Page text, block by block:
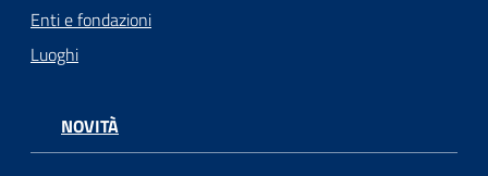
Enti e fondazioni
Luoghi
NOVITÀ